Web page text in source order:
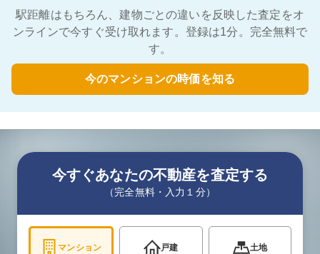
駅距離はもちろん、建物ごとの違いを反映した査定をオ
ンラインで今すぐ受け取れます。登録は1分。完全無料で
す。
今のマンションの時価を知る
今すぐあなたの不動産を査定する
（完全無料・入力１分）
マンション 戸建 土地